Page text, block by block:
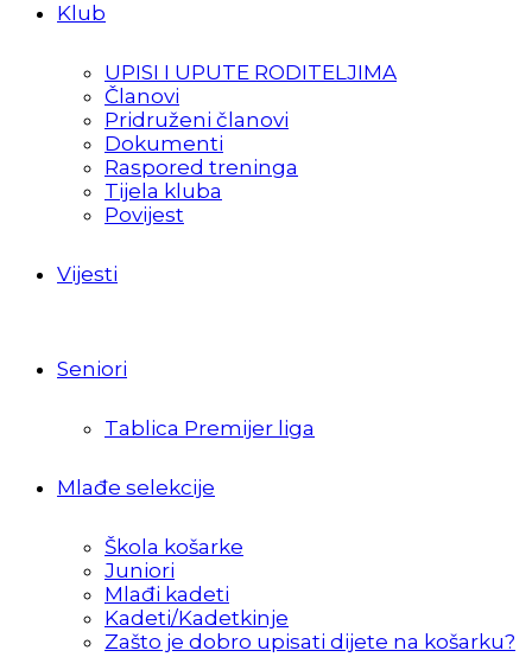
Klub
UPISI I UPUTE RODITELJIMA
Članovi
Pridruženi članovi
Dokumenti
Raspored treninga
Tijela kluba
Povijest
Vijesti
Seniori
Tablica Premijer liga
Mlađe selekcije
Škola košarke
Juniori
Mlađi kadeti
Kadeti/Kadetkinje
Zašto je dobro upisati dijete na košarku?